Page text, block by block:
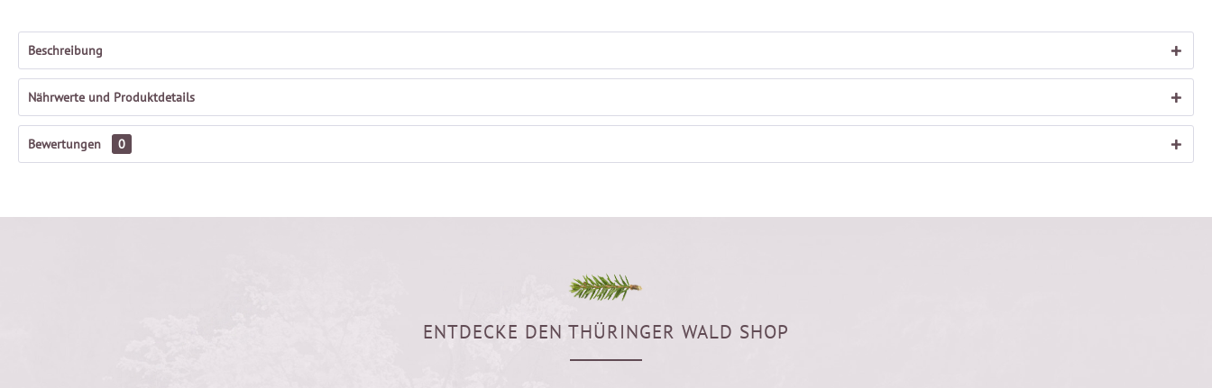
Beschreibung
Nährwerte und Produktdetails
Bewertungen 0
ENTDECKE DEN THÜRINGER WALD SHOP